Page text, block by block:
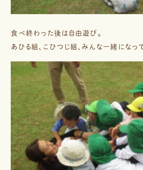
食べ終わった後は自由遊び。
あひる組、こひつじ組、みんな一緒になっ